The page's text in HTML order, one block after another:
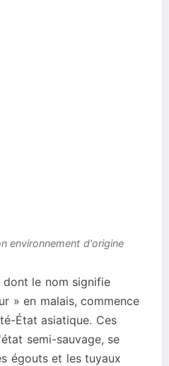
environnement d'origine
dont le nom signifie
» en malais, commence
État asiatique. Ces
semi-sauvage, se
égouts et les tuyaux